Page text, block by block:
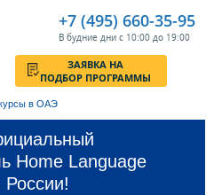
+7 (495) 660-35-95
В будние дни с 10:00 до 19:00
ЗАЯВКА НА
ПОДБОР ПРОГРАММЫ
в ОАЭ
Home Language